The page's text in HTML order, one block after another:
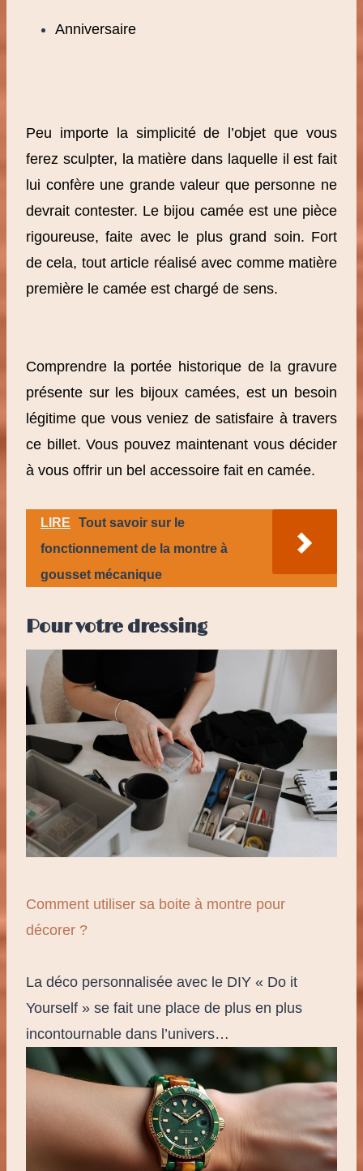
Anniversaire
Peu importe la simplicité de l’objet que vous
ferez sculpter, la matière dans laquelle il est fait
lui confère une grande valeur que personne ne
devrait contester. Le bijou camée est une pièce
rigoureuse, faite avec le plus grand soin. Fort
de cela, tout article réalisé avec comme matière
première le camée est chargé de sens.
Comprendre la portée historique de la gravure
présente sur les bijoux camées, est un besoin
légitime que vous veniez de satisfaire à travers
ce billet. Vous pouvez maintenant vous décider
à vous offrir un bel accessoire fait en camée.
LIRE
Tout savoir sur le
fonctionnement de la montre à
gousset mécanique
Pour votre dressing
Comment utiliser sa boite à montre pour
décorer ?
La déco personnalisée avec le DIY « Do it
Yourself » se fait une place de plus en plus
incontournable dans l’univers…